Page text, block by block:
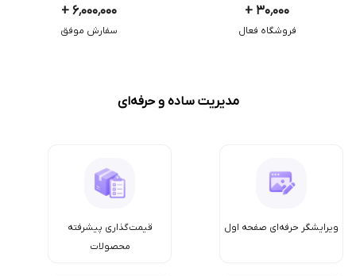
۳۰٬۰۰۰ +
فروشگاه فعال
۶٬۰۰۰٬۰۰۰ +
سفارش موفق
مدیریت ساده و حرفه‌ای
ویرایشگر حرفه‌ای صفحه اول
قیمت‌گذاری پیشرفته
محصولات